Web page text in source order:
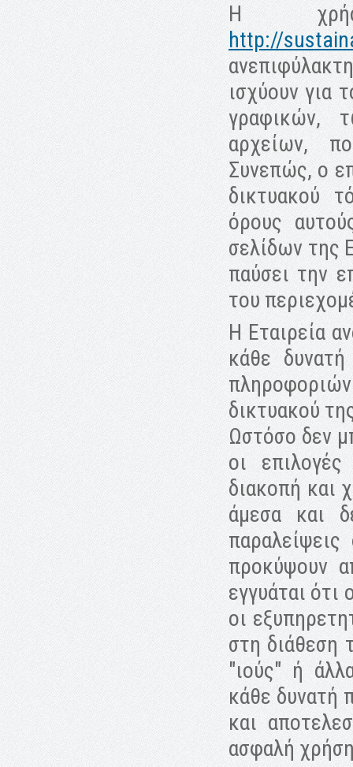
Η
http://
ισχύουν για
γραφικών,
αρχείων,
Συνεπώς, ο
δικτυακού
όρους
σελίδων της
παύσει την
του
Η Εταιρεία
κάθε
δικτυακού
Ωστόσο δεν
οι
διακοπή και
άμεσα και
προκύψουν
εγγυάται
οι
στη διάθεση
"ιούς" ή
κάθε δυνατή
και
ασφαλή